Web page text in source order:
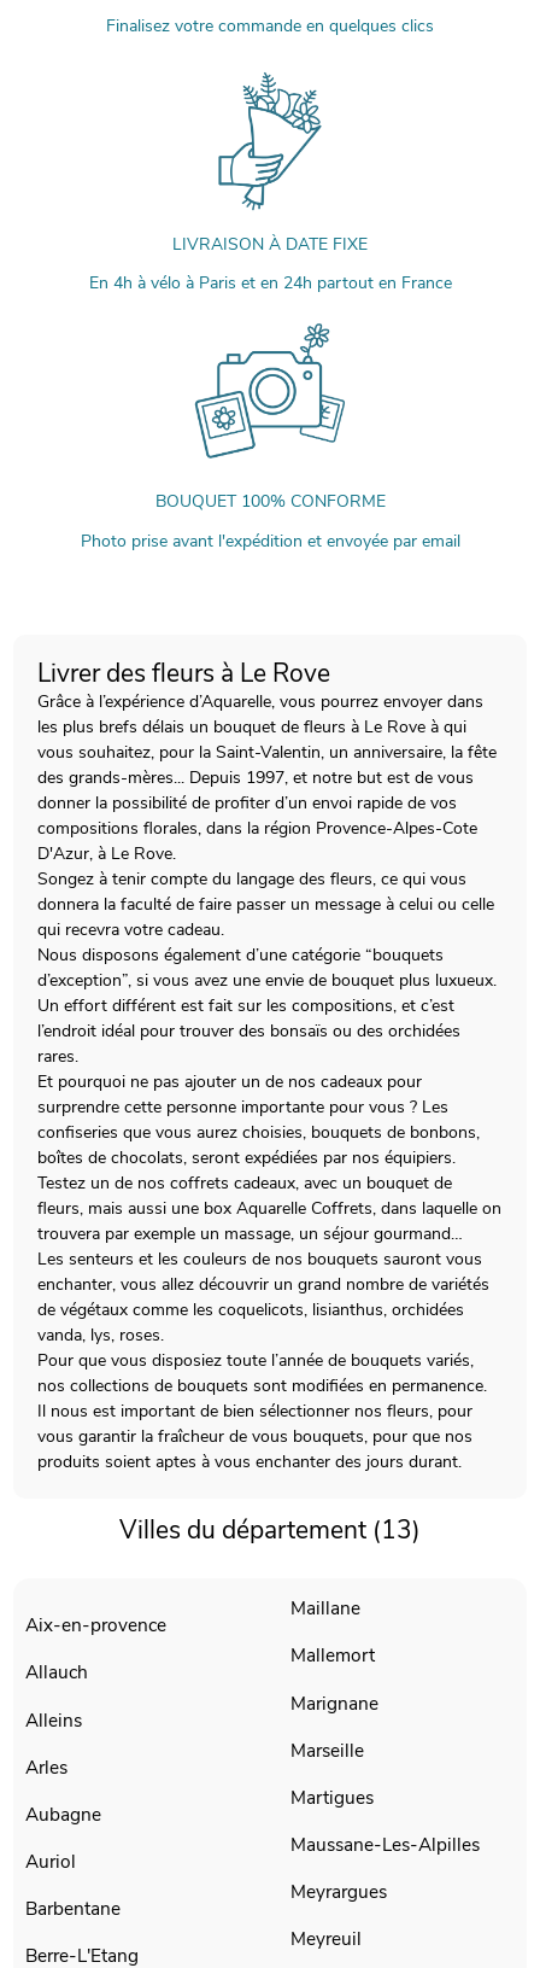
Finalisez votre commande en quelques clics
LIVRAISON À DATE FIXE
En 4h à vélo à Paris et en 24h partout en France
BOUQUET 100% CONFORME
Photo prise avant l'expédition et envoyée par email
Livrer des fleurs à Le Rove
Grâce à l’expérience d’Aquarelle, vous pourrez envoyer dans
les plus brefs délais un bouquet de fleurs à Le Rove à qui
vous souhaitez, pour la Saint-Valentin, un anniversaire, la fête
des grands-mères... Depuis 1997, et notre but est de vous
donner la possibilité de profiter d’un envoi rapide de vos
compositions florales, dans la région Provence-Alpes-Cote
D'Azur, à Le Rove.
Songez à tenir compte du langage des fleurs, ce qui vous
donnera la faculté de faire passer un message à celui ou celle
qui recevra votre cadeau.
Nous disposons également d’une catégorie “bouquets
d’exception”, si vous avez une envie de bouquet plus luxueux.
Un effort différent est fait sur les compositions, et c’est
l’endroit idéal pour trouver des bonsaïs ou des orchidées
rares.
Et pourquoi ne pas ajouter un de nos cadeaux pour
surprendre cette personne importante pour vous ? Les
confiseries que vous aurez choisies, bouquets de bonbons,
boîtes de chocolats, seront expédiées par nos équipiers.
Testez un de nos coffrets cadeaux, avec un bouquet de
fleurs, mais aussi une box Aquarelle Coffrets, dans laquelle on
trouvera par exemple un massage, un séjour gourmand…
Les senteurs et les couleurs de nos bouquets sauront vous
enchanter, vous allez découvrir un grand nombre de variétés
de végétaux comme les coquelicots, lisianthus, orchidées
vanda, lys, roses.
Pour que vous disposiez toute l’année de bouquets variés,
nos collections de bouquets sont modifiées en permanence.
Il nous est important de bien sélectionner nos fleurs, pour
vous garantir la fraîcheur de vous bouquets, pour que nos
produits soient aptes à vous enchanter des jours durant.
Villes du département (13)
Aix-en-provence
Allauch
Alleins
Arles
Aubagne
Auriol
Barbentane
Berre-L'Etang
Maillane
Mallemort
Marignane
Marseille
Martigues
Maussane-Les-Alpilles
Meyrargues
Meyreuil